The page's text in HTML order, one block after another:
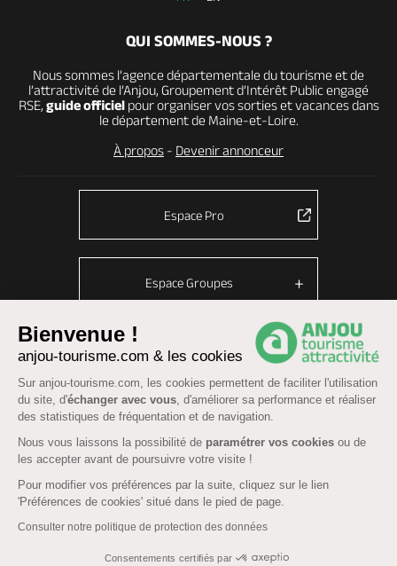
Bienvenue !
anjou-tourisme.com & les cookies
Sur anjou-tourisme.com, les cookies permettent de faciliter l'utilisation
du site, d'échanger avec vous, d'améliorer sa performance et réaliser
des statistiques de fréquentation et de navigation.
Nous vous laissons la possibilité de paramétrer vos cookies ou de
les accepter avant de poursuivre votre visite !
Pour modifier vos préférences par la suite, cliquez sur le lien
'Préférences de cookies' situé dans le pied de page.
Consulter notre politique de protection des données
Consentements certifiés par
QUI SOMMES-NOUS ?
Nous sommes l’agence départementale du tourisme et de
l’attractivité de l’Anjou, Groupement d’Intérêt Public engagé
RSE, guide officielpour organiser vos sorties et vacances dans
le département de Maine-et-Loire.
À propos - Devenir annonceur
Espace Pro
Espace Groupes
© Anjou tourisme 2026 -Plan du site-Fonctionnement du site
Mentions légales Données personnelles
CGU Réservation-Accessibilité : partiellement conforme